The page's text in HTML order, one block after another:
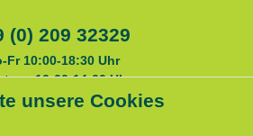
(0) 209 32329
Fr 10:00-18:30 Uhr
10:00-14:00 Uhr
unsere Cookies